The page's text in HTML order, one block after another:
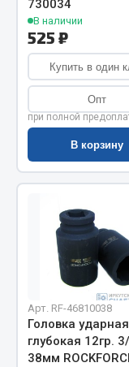
Весь раздел
Запчасти
Амортизаторы
Запчасти
Двигатель
Система питания
Система выпуска
Система
Сцепление
730034
В наличии
525 ₽
Купить в один
Опт
при полной
В корзину
Арт. RF-46810038
Головка ударная
глубокая 12гр.
38мм